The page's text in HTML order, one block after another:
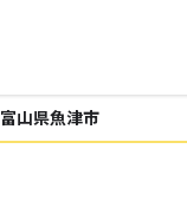
富山県魚津市